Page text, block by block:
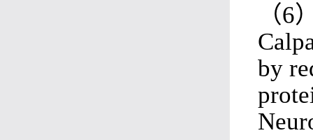
（6
by